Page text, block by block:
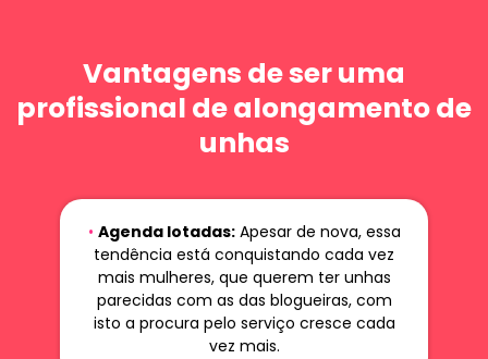
Vantagens de ser uma
profissional de alongamento de
unhas
• Agenda lotadas:Apesar de nova, essa
tendência está conquistando cada vez
mais mulheres, que querem ter unhas
parecidas com as das blogueiras, com
isto a procura pelo serviço cresce cada
vez mais.